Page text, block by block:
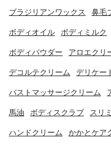
ブラジリアンワックス 鼻毛
ボディオイル ボディミルク
ボディパウダー アロエクリ
デコルテクリーム デリケー
バストマッサージクリーム
馬油 ボディスクラブ スリ
ハンドクリーム かかとケア